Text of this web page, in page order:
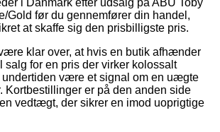
Gold før du gennemfører din handel,
at skaffe sig den prisbilligste pris.
klar over, at hvis en butik afhænder
salg for en pris der virker kolossalt
undertiden være et signal om en uægte
Kortbestillinger er på den anden side
vedtægt, der sikrer en imod uoprigtige